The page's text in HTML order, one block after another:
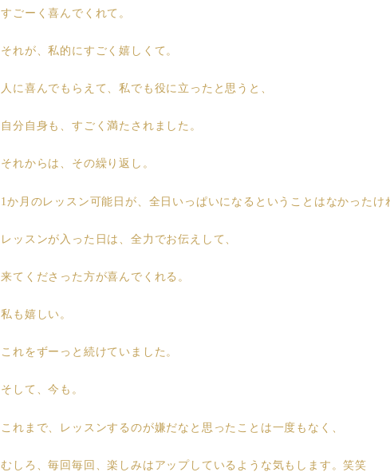
すごーく喜んでくれて。
それが、私的にすごく嬉しくて。
人に喜んでもらえて、私でも役に立ったと思うと、
自分自身も、すごく満たされました。
それからは、その繰り返し。
1か月のレッスン可能日が、全日いっぱいになるということはなかったけ
レッスンが入った日は、全力でお伝えして、
来てくださった方が喜んでくれる。
私も嬉しい。
これをずーっと続けていました。
そして、今も。
これまで、レッスンするのが嫌だなと思ったことは一度もなく、
むしろ、毎回毎回、楽しみはアップしているような気もします。笑笑